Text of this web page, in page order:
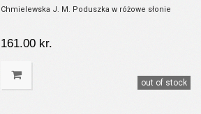
Chmielewska J. M. Poduszka w różowe słonie
161.00 kr.
out of stock